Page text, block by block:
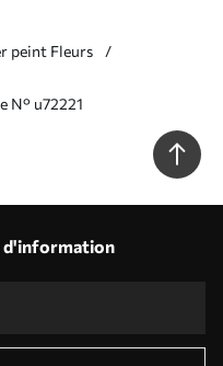
peint Fleurs
N° u72221
d'information